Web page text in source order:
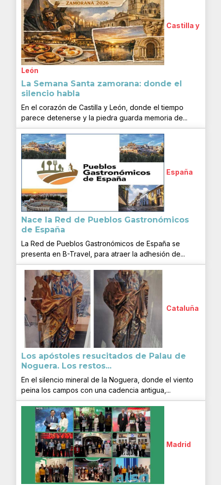
Castilla y
León
La Semana Santa zamorana: donde el
silencio habla
En el corazón de Castilla y León, donde el tiempo
parece detenerse y la piedra guarda memoria de...
España
Nace la Red de Pueblos Gastronómicos
de España
La Red de Pueblos Gastronómicos de España se
presenta en B-Travel, para atraer la adhesión de...
Cataluña
Los apóstoles resucitados de Palau de
Noguera. Los restos...
En el silencio mineral de la Noguera, donde el viento
peina los campos con una cadencia antigua,...
Madrid